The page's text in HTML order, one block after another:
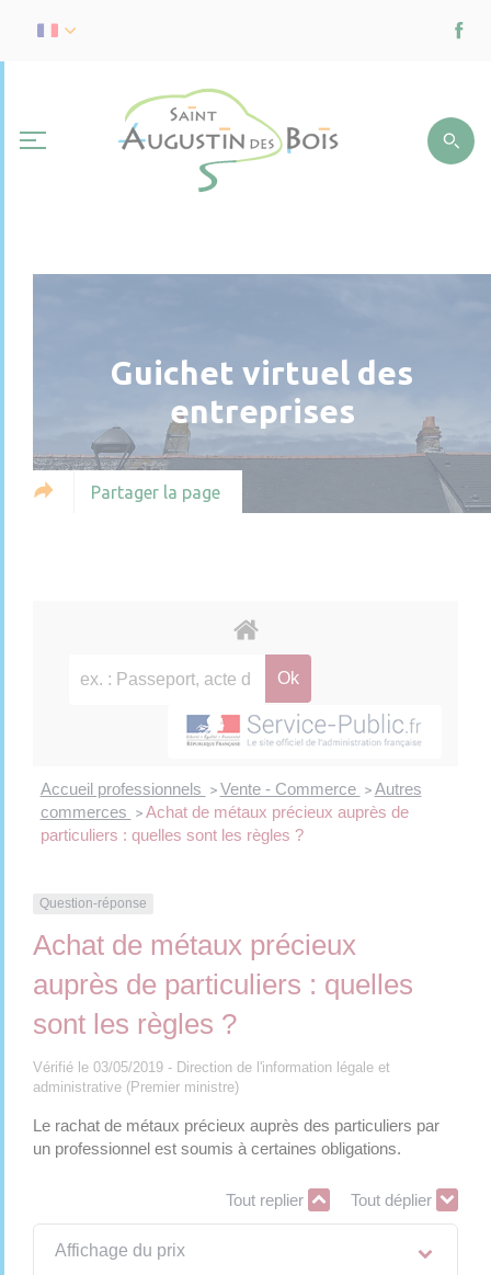
Guichet virtuel des
entreprises
Partager la page
Accueil professionnels > Vente - Commerce > Autres
commerces
> Achat de métaux précieux auprès de
particuliers : quelles sont les règles ?
Question-réponse
Achat de métaux précieux
auprès de particuliers : quelles
sont les règles ?
Vérifié le 03/05/2019 - Direction de l'information légale et
administrative (Premier ministre)
Le rachat de métaux précieux auprès des particuliers par
un professionnel est soumis à certaines obligations.
Tout replier Tout déplier
Affichage du prix